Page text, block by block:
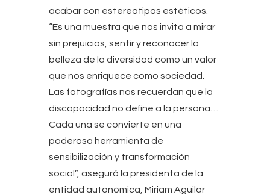
acabar con estereotipos estéticos.
“Es una muestra que nos invita a mirar
sin prejuicios, sentir y reconocer la
belleza de la diversidad como un valor
que nos enriquece como sociedad.
Las fotografías nos recuerdan que la
discapacidad no define a la persona…
Cada una se convierte en una
poderosa herramienta de
sensibilización y transformación
social”, aseguró la presidenta de la
entidad autonómica, Miriam Aguilar